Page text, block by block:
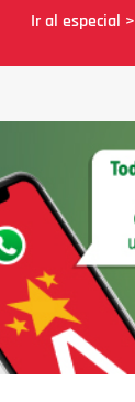
Ir al especial >